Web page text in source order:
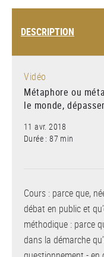
DESCRIPTION
Vidéo
Métaphore ou
le monde,
11 avr. 2018
Durée : 87 min
Cours : parce que,
débat en public et
méthodique : parce
dans la démarche